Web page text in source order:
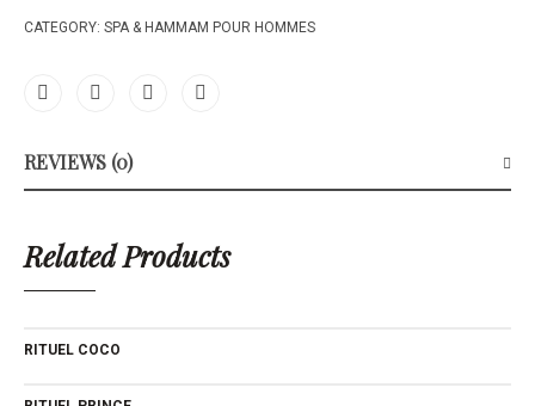
CATEGORY: SPA & HAMMAM POUR HOMMES
REVIEWS (0)
Related Products
RITUEL COCO